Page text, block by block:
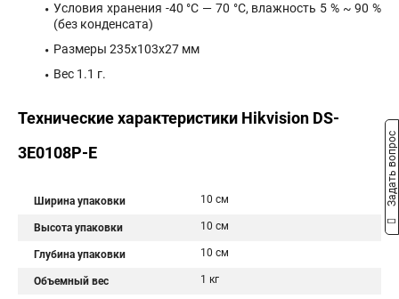
Условия хранения -40 °C — 70 °C, влажность 5 % ~ 90 %
(без конденсата)
Размеры 235x103x27 мм
Вес 1.1 г.
Технические характеристики Hikvision DS-
3E0108P-E
Ширина упаковки 10 см
Высота упаковки 10 см
Глубина упаковки 10 см
Объемный вес 1 кг
Задать вопрос